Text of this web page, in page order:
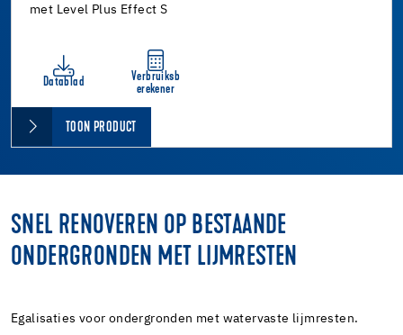
met Level Plus Effect S
Datablad
Verbruiksb
erekener
TOON PRODUCT
SNEL RENOVEREN OP BESTAANDE
ONDERGRONDEN MET LIJMRESTEN
Egalisaties voor ondergronden met watervaste lijmresten.